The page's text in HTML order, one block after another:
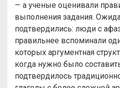
— а ученые оценивали
выполнения задания.
подтвердились: люди с
правильнее вспоминали
которых аргументная
когда нужно было
подтвердилось